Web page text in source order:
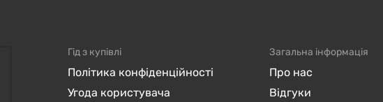
Гід з купівлі
Політика конфіденційності
Угода користувача
Загальна інформація
Про нас
Відгуки